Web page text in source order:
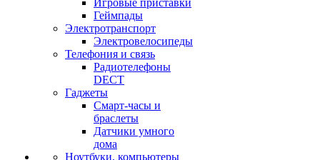
Игровые приставки
Геймпады
Электротранспорт
Электровелосипеды
Телефония и связь
Радиотелефоны
DECT
Гаджеты
Смарт-часы и
браслеты
Датчики умного
дома
Ноутбуки, компьютеры